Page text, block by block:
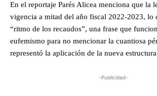
En el reportaje Parés Alicea menciona que la
vigencia a mitad del año fiscal 2022-2023, lo
“ritmo de los recaudos”, una frase que
eufemismo para no mencionar la cuantiosa
representó la aplicación de la nueva
-Publicidad-